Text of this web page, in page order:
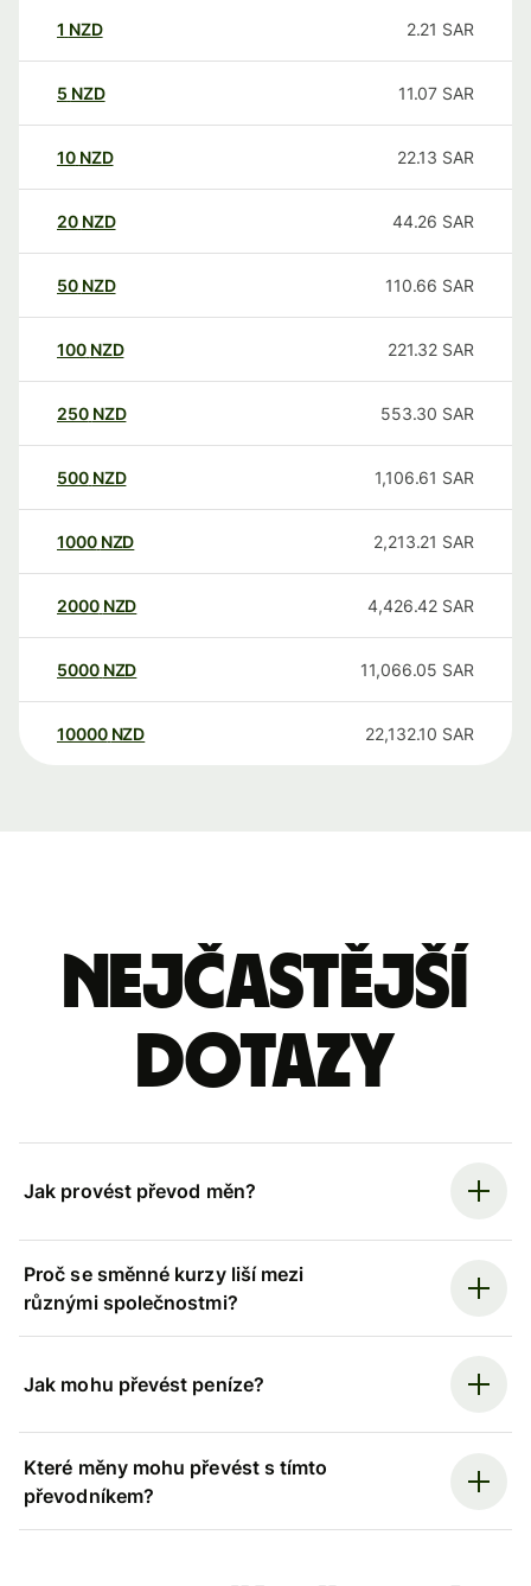
1 NZD 2.21 SAR
5 NZD 11.07 SAR
10 NZD 22.13 SAR
20 NZD 44.26 SAR
50 NZD 110.66 SAR
100 NZD 221.32 SAR
250 NZD 553.30 SAR
500 NZD 1,106.61 SAR
1000 NZD 2,213.21 SAR
2000 NZD 4,426.42 SAR
5000 NZD 11,066.05 SAR
10000 NZD 22,132.10 SAR
Nejčastější
dotazy
Jak provést převod měn?
Proč se směnné kurzy liší mezi
různými společnostmi?
Jak mohu převést peníze?
Které měny mohu převést s tímto
převodníkem?